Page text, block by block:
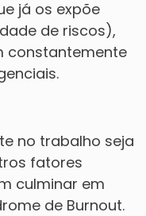
já os expõe
de riscos),
constantemente
no trabalho seja
fatores
culminar em
de Burnout.